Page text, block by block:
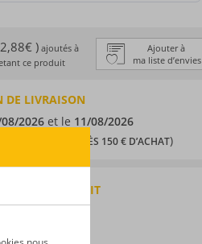
Ajouter à
ma liste d’envies
)ajoutés à
ce produit
DE LIVRAISON
2026et le 11/08/2026
OFFERTS DÈS 150 € D’ACHAT)
DU PRODUIT